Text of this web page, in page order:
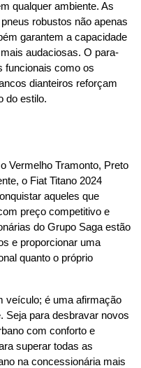
qualquer ambiente. As
robustos não apenas
garantem a capacidade
audaciosas. O para-
funcionais como os
dianteiros reforçam
do estilo.
Vermelho Tramonto, Preto
o Fiat Titano 2024
aqueles que
preço competitivo e
do Grupo Saga estão
e proporcionar uma
quanto o próprio
veículo; é uma afirmação
Seja para desbravar novos
com conforto e
superar todas as
na concessionária mais